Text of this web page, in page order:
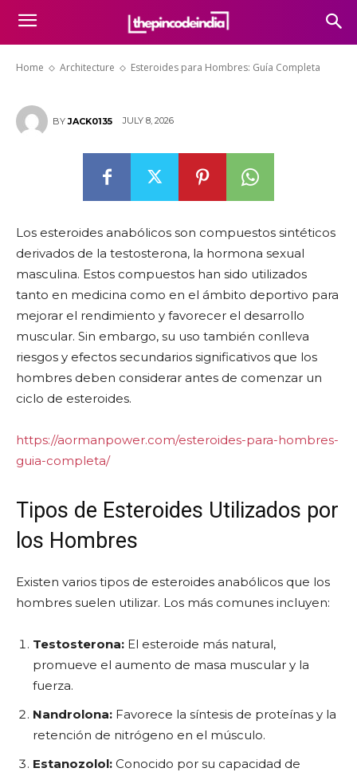
Home Architecture Esteroides para Hombres: Guía Completa
Esteroides para Hombres: Guía
Completa
BY JACK0135 JULY 8, 2026
Los esteroides anabólicos son compuestos sintéticos
derivados de la testosterona, la hormona sexual
masculina. Estos compuestos han sido utilizados
tanto en medicina como en el ámbito deportivo para
mejorar el rendimiento y favorecer el desarrollo
muscular. Sin embargo, su uso también conlleva
riesgos y efectos secundarios significativos que los
hombres deben considerar antes de comenzar un
ciclo de esteroides.
https://aormanpower.com/esteroides-para-hombres-
guia-completa/
Tipos de Esteroides Utilizados por
los Hombres
Existen varios tipos de esteroides anabólicos que los
hombres suelen utilizar. Los más comunes incluyen:
Testosterona: El esteroide más natural,
promueve el aumento de masa muscular y la
fuerza.
Nandrolona: Favorece la síntesis de proteínas y la
retención de nitrógeno en el músculo.
Estanozolol: Conocido por su capacidad de